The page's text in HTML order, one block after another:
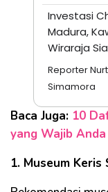
Investasi
Madura,
Wiraraja
Reporter
Simamora
Baca Juga: 10
yang Wajib
1. Museum Keris